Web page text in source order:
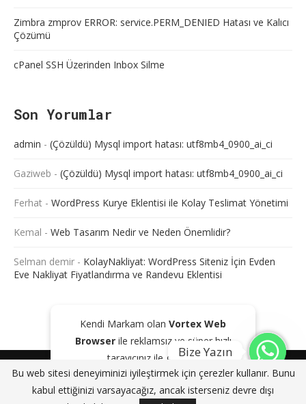
Kendi Markam olan Vortex Web
Browserile reklamsız ve süper hızlı
tarayıcınız ile gezinin!
GOOGLE PLAY'DEN İNDIR KAPAT
Zimbra zmprov ERROR: service.PERM_DENIED Hatası ve Kalıcı
Çözümü
cPanel SSH Üzerinden Inbox Silme
Son Yorumlar
admin - (Çözüldü) Mysql import hatası: utf8mb4_0900_ai_ci
Gaziweb - (Çözüldü) Mysql import hatası: utf8mb4_0900_ai_ci
Ferhat - WordPress Kurye Eklentisi ile Kolay Teslimat Yönetimi
Kemal - Web Tasarım Nedir ve Neden Önemlidir?
Selman demir - KolayNakliyat: WordPress Siteniz İçin Evden
Eve Nakliyat Fiyatlandırma ve Randevu Eklentisi
Bu web sitesi deneyiminizi iyileştirmek için çerezler kullanır. Bunu
kabul ettiğinizi varsayacağız, ancak isterseniz devre dışı
@2024 - Tüm Haklarım Saklıdır. Sitede bulunan içeriklerin bir kısmı veya
tamamı kaynak gösterilse dahi kopyalanması, çoğaltılması ve
dağıtılması yasaktır. Aksi durumda yasal yollar ile işlem başlatacağımızı
bildiririz.
Bize Yazın